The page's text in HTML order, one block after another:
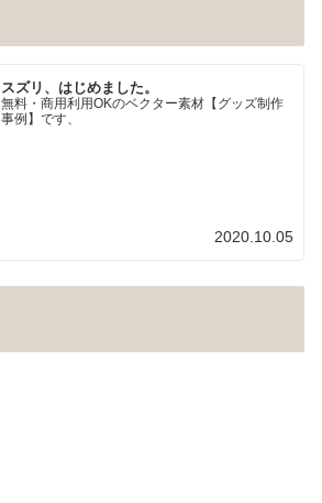
スズリ、はじめました。
無料・商用利用OKのベクター素材【グッズ制作
事例】です、
2020.10.05